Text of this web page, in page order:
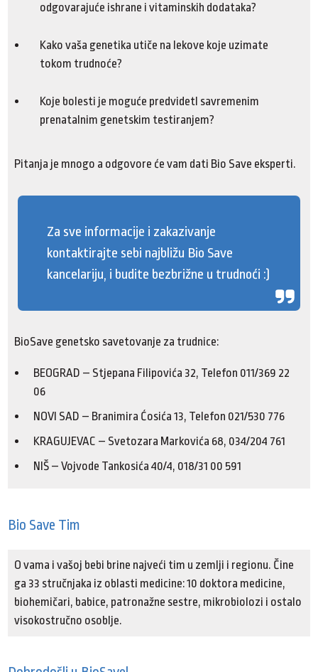
odgovarajuće ishrane i vitaminskih dodataka?
Kako vaša genetika utiče na lekove koje uzimate
tokom trudnoće?
Koje bolesti je moguće predvidetI savremenim
prenatalnim genetskim testiranjem?
Pitanja je mnogo a odgovore će vam dati Bio Save eksperti.
Za sve informacije i zakazivanje
kontaktirajte sebi najbližu Bio Save
kancelariju, i budite bezbrižne u trudnoći :)
BioSave genetsko savetovanje za trudnice:
BEOGRAD – Stjepana Filipovića 32, Telefon 011/369 22
06
NOVI SAD – Branimira Ćosića 13, Telefon 021/530 776
KRAGUJEVAC – Svetozara Markovića 68, 034/204 761
NIŠ – Vojvode Tankosića 40/4, 018/31 00 591
Bio Save Tim
O vama i vašoj bebi brine najveći tim u zemlji i regionu. Čine
ga 33 stručnjaka iz oblasti medicine: 10 doktora medicine,
biohemičari, babice, patronažne sestre, mikrobiolozi i ostalo
visokostručno osoblje.